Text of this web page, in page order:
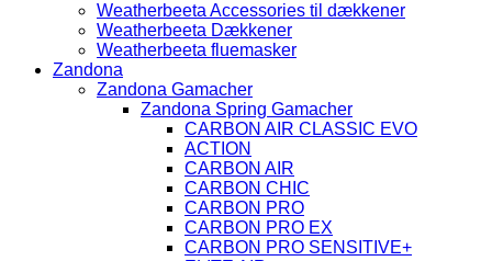
Weatherbeeta Accessories til dækkener
Weatherbeeta Dækkener
Weatherbeeta fluemasker
Zandona
Zandona Gamacher
Zandona Spring Gamacher
CARBON AIR CLASSIC EVO
ACTION
CARBON AIR
CARBON CHIC
CARBON PRO
CARBON PRO EX
CARBON PRO SENSITIVE+